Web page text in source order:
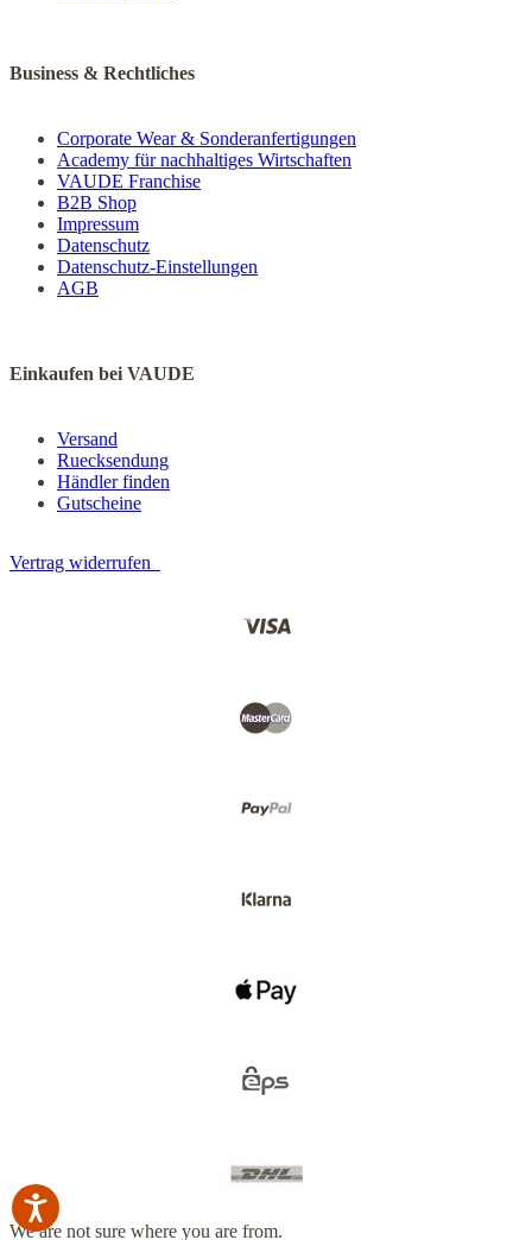
Business & Rechtliches
Corporate Wear & Sonderanfertigungen
Academy für nachhaltiges Wirtschaften
VAUDE Franchise
B2B Shop
Impressum
Datenschutz
Datenschutz-Einstellungen
AGB
Einkaufen bei VAUDE
Versand
Ruecksendung
Händler finden
Gutscheine
Vertrag widerrufen
We are not sure where you are from.